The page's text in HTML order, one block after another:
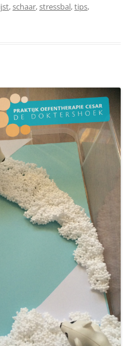
,schaar,stressbal,tips,